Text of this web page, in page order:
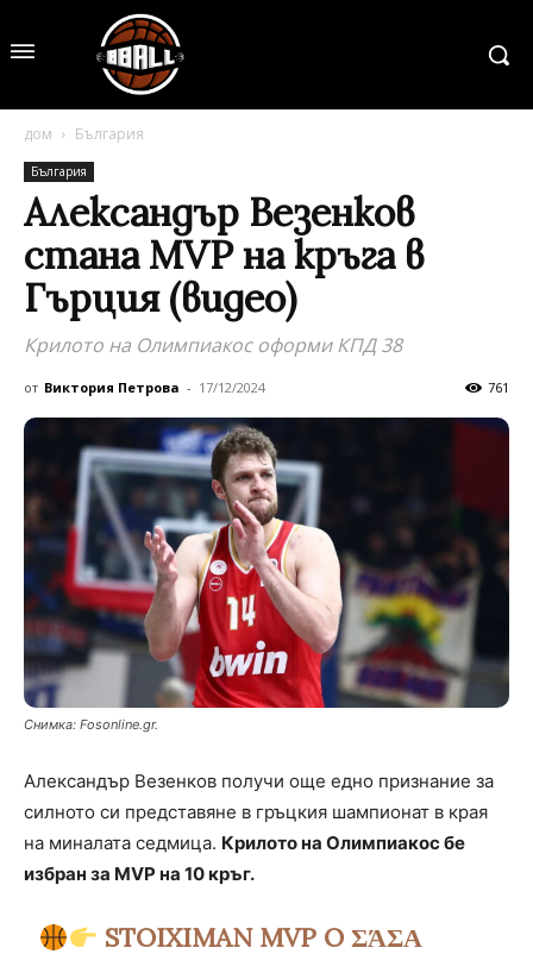
дом България
България
Александър Везенков
стана MVP на кръга в
Гърция (видео)
Крилото на Олимпиакос оформи КПД 38
от Виктория Петрова - 17/12/2024 761
Снимка: Fosonline.gr.
Aлександър Везенков получи още едно признание за
силното си представяне в гръцкия шампионат в края
на миналата седмица. Крилото на Олимпиакос бе
избран за MVP на 10 кръг.
STOIXIMAN MVP O ΣΆΣΑ